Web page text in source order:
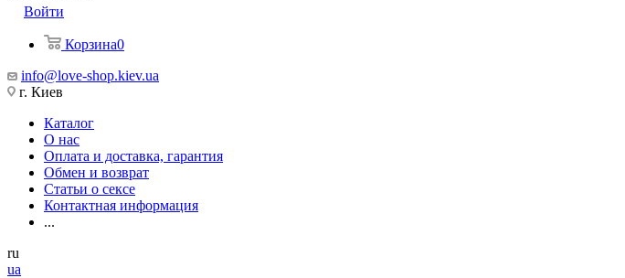
Войти
Корзина0
info@love-shop.kiev.ua
г. Киев
Каталог
О нас
Оплата и доставка, гарантия
Обмен и возврат
Статьи о сексе
Контактная информация
...
ru
ua